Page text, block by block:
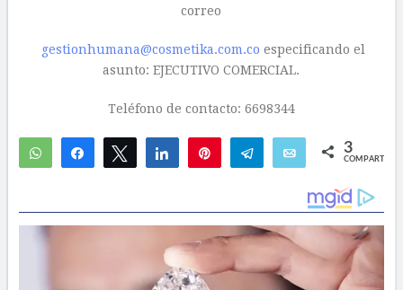
correo
gestionhumana@cosmetika.com.co especificando el
asunto: EJECUTIVO COMERCIAL.
Teléfono de contacto: 6698344
WhatsAppCompartirTwittear Compartir Telegram Email 3
COMPARTIR